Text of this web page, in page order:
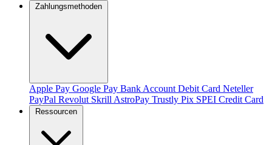
Zahlungsmethoden
Apple Pay Google Pay Bank Account Debit Card Neteller
PayPal Revolut Skrill AstroPay Trustly Pix SPEI Credit Card
Ressourcen